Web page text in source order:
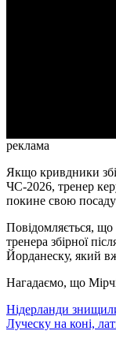
реклама
Якщо кривдники
ЧС-2026, тренер
покине свою
Повідомляється,
тренера збірної
Йорданеску, який
Нагадаємо, що
Нідерланди
Луческу на коні,